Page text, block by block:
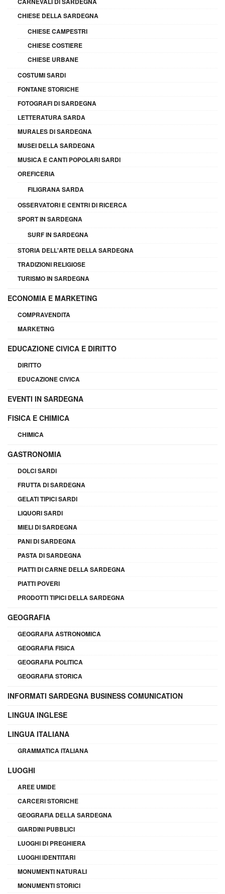
CHIESE DELLA SARDEGNA
CHIESE CAMPESTRI
CHIESE COSTIERE
CHIESE URBANE
COSTUMI SARDI
FONTANE STORICHE
FOTOGRAFI DI SARDEGNA
LETTERATURA SARDA
MURALES DI SARDEGNA
MUSEI DELLA SARDEGNA
MUSICA E CANTI POPOLARI SARDI
OREFICERIA
FILIGRANA SARDA
OSSERVATORI E CENTRI DI RICERCA
SPORT IN SARDEGNA
SURF IN SARDEGNA
STORIA DELL'ARTE DELLA SARDEGNA
TRADIZIONI RELIGIOSE
TURISMO IN SARDEGNA
ECONOMIA E MARKETING
COMPRAVENDITA
MARKETING
EDUCAZIONE CIVICA E DIRITTO
DIRITTO
EDUCAZIONE CIVICA
EVENTI IN SARDEGNA
FISICA E CHIMICA
CHIMICA
GASTRONOMIA
DOLCI SARDI
FRUTTA DI SARDEGNA
GELATI TIPICI SARDI
LIQUORI SARDI
MIELI DI SARDEGNA
PANI DI SARDEGNA
PASTA DI SARDEGNA
PIATTI DI CARNE DELLA SARDEGNA
PIATTI POVERI
PRODOTTI TIPICI DELLA SARDEGNA
GEOGRAFIA
GEOGRAFIA ASTRONOMICA
GEOGRAFIA FISICA
GEOGRAFIA POLITICA
GEOGRAFIA STORICA
INFORMATI SARDEGNA BUSINESS COMUNICATION
LINGUA INGLESE
LINGUA ITALIANA
GRAMMATICA ITALIANA
LUOGHI
AREE UMIDE
CARCERI STORICHE
GEOGRAFIA DELLA SARDEGNA
GIARDINI PUBBLICI
LUOGHI DI PREGHIERA
LUOGHI IDENTITARI
MONUMENTI NATURALI
MONUMENTI STORICI